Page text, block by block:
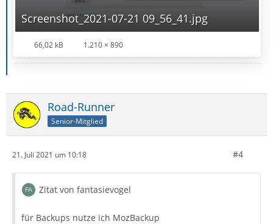
Screenshot_2021-07-21 09_56_41.jpg
66,02 kB 1.210 × 890
Road-Runner
Senior-Mitglied
21. Juli 2021 um 10:18 #4
Zitat von fantasievogel
für Backups nutze ich MozBackup